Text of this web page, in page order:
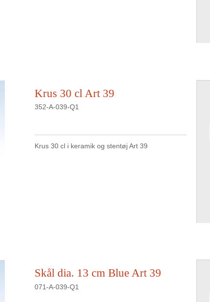
Krus 30 cl Art 39
352-A-039-Q1
Krus 30 cl i keramik og stentøj Art 39
Skål dia. 13 cm Blue Art 39
071-A-039-Q1